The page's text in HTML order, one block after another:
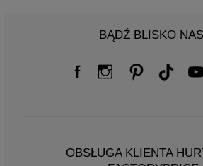
BĄDŹ BLISKO NAS
OBSŁUGA KLIENTA